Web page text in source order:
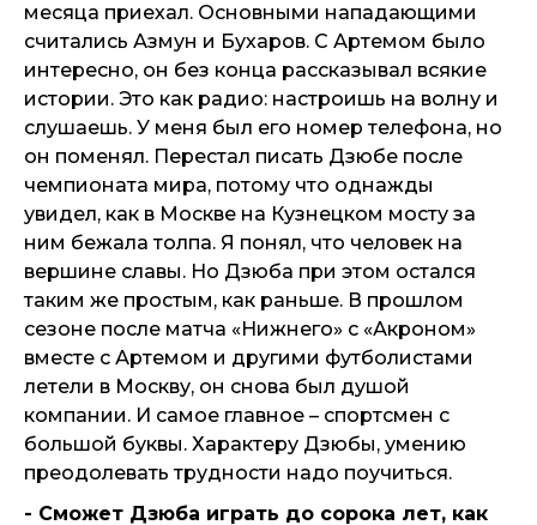
месяца приехал. Основными нападающими
считались Азмун и Бухаров. С Артемом было
интересно, он без конца рассказывал всякие
истории. Это как радио: настроишь на волну и
слушаешь. У меня был его номер телефона, но
он поменял. Перестал писать Дзюбе после
чемпионата мира, потому что однажды
увидел, как в Москве на Кузнецком мосту за
ним бежала толпа. Я понял, что человек на
вершине славы. Но Дзюба при этом остался
таким же простым, как раньше. В прошлом
сезоне после матча «Нижнего» с «Акроном»
вместе с Артемом и другими футболистами
летели в Москву, он снова был душой
компании. И самое главное – спортсмен с
большой буквы. Характеру Дзюбы, умению
преодолевать трудности надо поучиться.
- Сможет Дзюба играть до сорока лет, как